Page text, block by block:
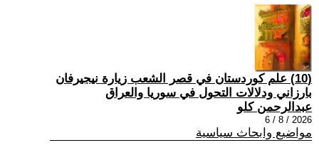
(10) علم كوردستان في قصر الشعب زيارة نيجيرفان
بارزاني ودلالات التحول في سوريا والعراق
عبدالرحمن كلو
2026 / 8 / 6
مواضيع وابحاث سياسية